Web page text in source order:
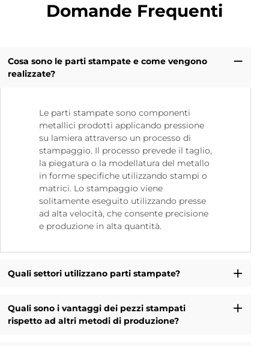
Domande Frequenti
Cosa sono le parti stampate e come vengono
realizzate?
Le parti stampate sono componenti
metallici prodotti applicando pressione
su lamiera attraverso un processo di
stampaggio. Il processo prevede il taglio,
la piegatura o la modellatura del metallo
in forme specifiche utilizzando stampi o
matrici. Lo stampaggio viene
solitamente eseguito utilizzando presse
ad alta velocità, che consente precisione
e produzione in alta quantità.
Quali settori utilizzano parti stampate?
Quali sono i vantaggi dei pezzi stampati
rispetto ad altri metodi di produzione?